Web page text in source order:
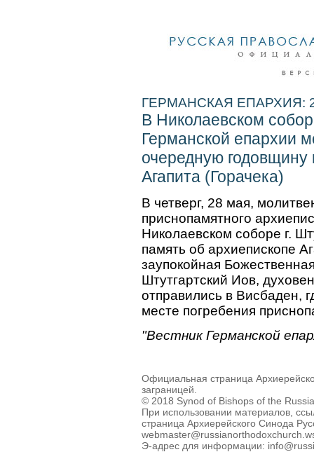
ГЕРМАНСКАЯ ЕПАРХИЯ:
В Николаевском
Германской епархии
очередную годовщину
Агапита (Горачека)
В четверг, 28 мая,
приснопамятного
Николаевском соборе г.
память об архиепископе
заупокойная
Штутгартский Иов,
отправились в Висбаден,
месте погребения
"Вестник Германской
Официальная страница
заграницей.
© 2018 Synod of Bishops of the
При использовании материалов,
страница Архиерейского Синода
Э-адрес для информации: